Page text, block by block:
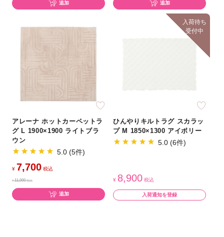
追加 追加
アレーナ ホットカーペットラ
グ L 1900×1900 ライトブラ
ウン
5.0 (5件)
¥ 7,700 税込
¥11,000税込
追加
入荷待ち
受付中
ひんやりキルトラグ スカラッ
プ M 1850×1300 アイボリー
5.0 (6件)
¥ 8,900 税込
入荷通知を登録